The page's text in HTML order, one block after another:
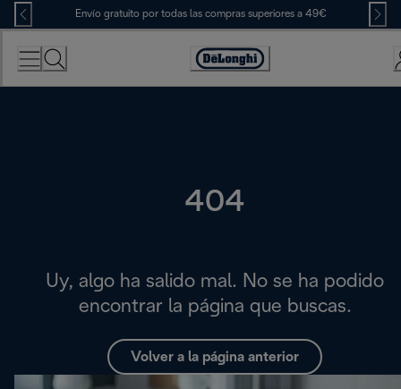
Skip
to
Content
Envío gratuito por todas las compras superiores a 49€
Accessibility
Statement
404
Uy, algo ha salido mal. No se ha podido
encontrar la página que buscas.
Volver a la página anterior